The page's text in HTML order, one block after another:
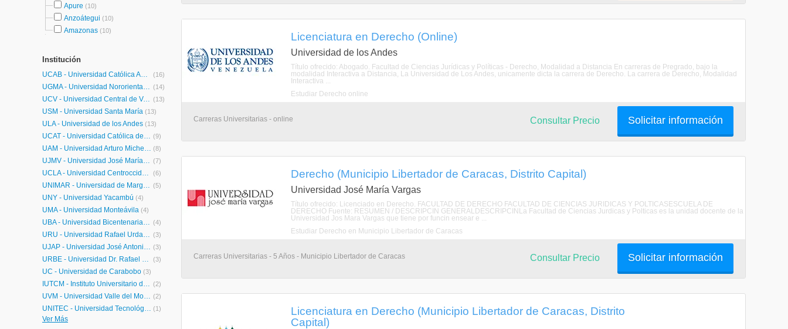
Apure (10)
Anzoátegui (10)
Amazonas (10)
Institución
UCAB - Universidad Católica Andrés Bello (16)
UGMA - Universidad Nororiental Privada Gran Mariscal de Ayacucho (14)
UCV - Universidad Central de Venezuela (13)
USM - Universidad Santa María (13)
ULA - Universidad de los Andes (13)
UCAT - Universidad Católica del Táchira (9)
UAM - Universidad Arturo Michelena (8)
UJMV - Universidad José María Vargas (7)
UCLA - Universidad Centroccidental Lisandro Alvarado (6)
UNIMAR - Universidad de Margarita (5)
UNY - Universidad Yacambú (4)
UMA - Universidad Monteávila (4)
UBA - Universidad Bicentenaria de Aragua (4)
URU - Universidad Rafael Urdaneta (3)
UJAP - Universidad José Antonio Páez (3)
URBE - Universidad Dr. Rafael Belloso Chacín (3)
UC - Universidad de Carabobo (3)
IUTCM - Instituto Universitario de Tecnología Cristóbal Mendoza (2)
UVM - Universidad Valle del Momboy (2)
UNITEC - Universidad Tecnológica del Centro (1)
Ver Más
Licenciatura en Derecho (Online)
Universidad de los Andes
Título ofrecido: Abogado. Facultad de Ciencias Jurídicas y Políticas - Derecho, Modalidad a Distancia En carreras de Pregrado, bajo la
modalidad Interactiva a Distancia, La Universidad de Los Andes, unicamente dicta la carrera de Derecho. La carrera de Derecho, Modalidad
Interactiva ...
Estudiar Derecho online
Carreras Universitarias - online Solicitar información
Consultar Precio
Derecho (Municipio Libertador de Caracas, Distrito Capital)
Universidad José María Vargas
Título ofrecido: Licenciado en Derecho. FACULTAD DE DERECHO FACULTAD DE CIENCIAS JURIDICAS Y POLTICASESCUELA DE
DERECHO Fuente: RESUMEN / DESCRIPCIN GENERALDESCRIPCINLa Facultad de Ciencias Jurdicas y Polticas es la unidad docente de la
Universidad Jos Mara Vargas que tiene por funcin ensear e ...
Estudiar Derecho en Municipio Libertador de Caracas
Carreras Universitarias - 5 Años - Municipio Libertador de Caracas Solicitar información
Consultar Precio
Licenciatura en Derecho (Municipio Libertador de Caracas, Distrito
Capital)